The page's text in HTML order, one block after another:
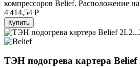
компрессоров Belief. Расположение
4'414,54 P
Купить
ТЭН подогрева картера